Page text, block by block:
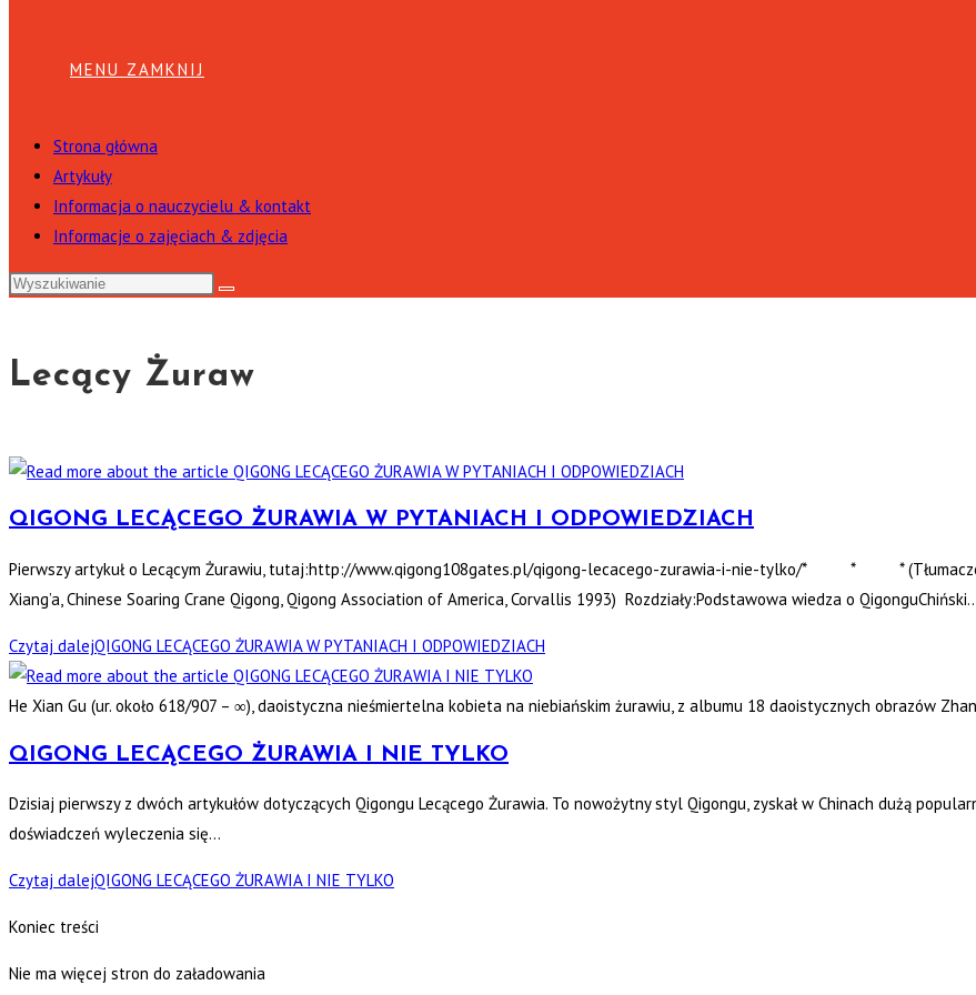
MENU ZAMKNIJ
Strona główna
Artykuły
Informacja o nauczycielu & kontakt
Informacje o zajęciach & zdjęcia
Lecący Żuraw
QIGONG LECĄCEGO ŻURAWIA W PYTANIACH I ODPOWIEDZIACH
Pierwszy artykuł o Lecącym Żurawiu, tutaj:http://www.qigong108gates.pl/qigong-lecacego-zurawia-i-nie-tylko/* * *
Xiang’a, Chinese Soaring Crane Qigong, Qigong Association of America, Corvallis 1993) Rozdziały:Podstawowa wiedza o
Czytaj dalejQIGONG LECĄCEGO ŻURAWIA W PYTANIACH I ODPOWIEDZIACH
He Xian Gu (ur. około 618/907 – ∞), daoistyczna nieśmiertelna kobieta na niebiańskim żurawiu, z albumu 18 daoistycznych obrazów
QIGONG LECĄCEGO ŻURAWIA I NIE TYLKO
Dzisiaj pierwszy z dwóch artykułów dotyczących Qigongu Lecącego Żurawia. To nowożytny styl Qigongu, zyskał w Chinach dużą
doświadczeń wyleczenia się…
Czytaj dalejQIGONG LECĄCEGO ŻURAWIA I NIE TYLKO
Koniec treści
Nie ma więcej stron do załadowania